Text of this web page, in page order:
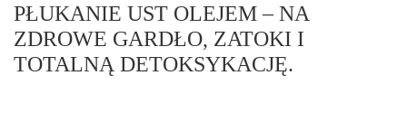
PŁUKANIE UST OLEJEM – NA
ZDROWE GARDŁO, ZATOKI I
TOTALNĄ DETOKSYKACJĘ.